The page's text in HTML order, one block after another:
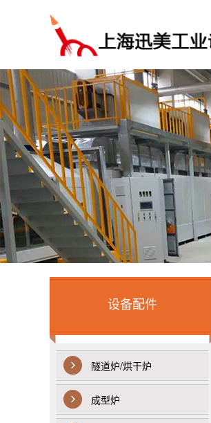
设备配件
隧道炉/烘干炉
成型炉